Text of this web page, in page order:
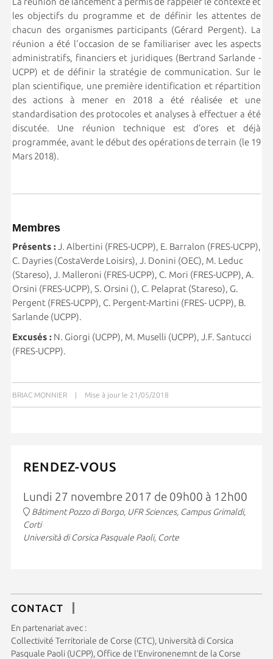
les objectifs du programme et de définir les attentes de
chacun des organismes participants (Gérard Pergent). La
réunion a été l'occasion de se familiariser avec les aspects
administratifs, financiers et juridiques (Bertrand Sarlande -
UCPP) et de définir la stratégie de communication. Sur le
plan scientifique, une première identification et répartition
des actions à mener en 2018 a été réalisée et une
standardisation des protocoles et analyses à effectuer a été
discutée. Une réunion technique est d’ores et déjà
programmée, avant le début des opérations de terrain (le 19
Mars 2018).
Membres
Présents :J. Albertini (FRES-UCPP), E. Barralon (FRES-UCPP),
C. Dayries (CostaVerde Loisirs), J. Donini (OEC), M. Leduc
(Stareso), J. Malleroni (FRES-UCPP), C. Mori (FRES-UCPP), A.
Orsini (FRES-UCPP), S. Orsini (), C. Pelaprat (Stareso), G.
Pergent (FRES-UCPP), C. Pergent-Martini (FRES- UCPP), B.
Sarlande (UCPP).
Excusés :N. Giorgi (UCPP), M. Muselli (UCPP), J.F. Santucci
(FRES-UCPP).
BRIAC MONNIER | Mise à jour le 21/05/2018
RENDEZ-VOUS
Lundi 27 novembre 2017 de 09h00 à 12h00
Bâtiment Pozzo di Borgo, UFR Sciences, Campus Grimaldi,
Corti
Università di Corsica Pasquale Paoli, Corte
CONTACT
En partenariat avec :
Collectivité Territoriale de Corse (CTC), Università di Corsica
Pasquale Paoli (UCPP), Office de l'Environenemnt de la Corse